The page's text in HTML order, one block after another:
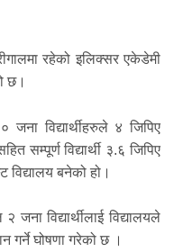
रहेको इलिक्सर एकेडेमी
छ।
विद्यार्थीहरुले ४ जिपिए
सम्पूर्ण विद्यार्थी ३.६ जिपिए
बनेको हो।
विद्यार्थीलाई विद्यालयले
गर्ने घोषणा गरेको छ ।